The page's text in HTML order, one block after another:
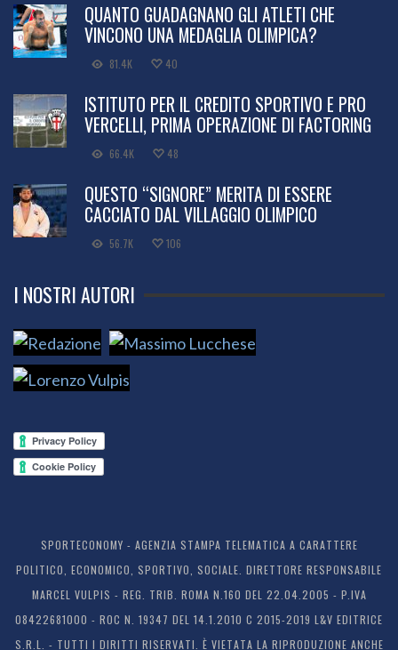
QUANTO GUADAGNANO GLI ATLETI CHE
VINCONO UNA MEDAGLIA OLIMPICA?
81.4K 40
ISTITUTO PER IL CREDITO SPORTIVO E PRO
VERCELLI, PRIMA OPERAZIONE DI FACTORING
66.4K 48
QUESTO “SIGNORE” MERITA DI ESSERE
CACCIATO DAL VILLAGGIO OLIMPICO
56.7K 106
I NOSTRI AUTORI
SPORTECONOMY - AGENZIA STAMPA TELEMATICA A CARATTERE
POLITICO, ECONOMICO, SPORTIVO, SOCIALE. DIRETTORE RESPONSABILE
MARCEL VULPIS - REG. TRIB. ROMA N.160 DEL 22.04.2005 - P.IVA
08422681000 - ROC N. 19347 DEL 14.1.2010 C 2015-2019 L&V EDITRICE
S.R.L. - TUTTI I DIRITTI RISERVATI. È VIETATA LA RIPRODUZIONE ANCHE